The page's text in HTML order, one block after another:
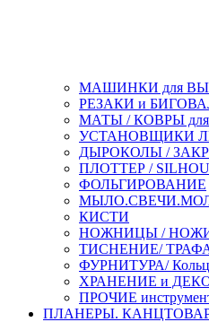
МАШИНКИ для
РЕЗАКИ и
МАТЫ / КОВРЫ
УСТАНОВЩИКИ
ДЫРОКОЛЫ /
ПЛОТТЕР /
ФОЛЬГИРОВАНИЕ
КИСТИ
НОЖНИЦЫ / НОЖИ
ТИСНЕНИЕ/
ФУРНИТУРА/
ХРАНЕНИЕ и
ПРОЧИЕ
ПЛАНЕРЫ.